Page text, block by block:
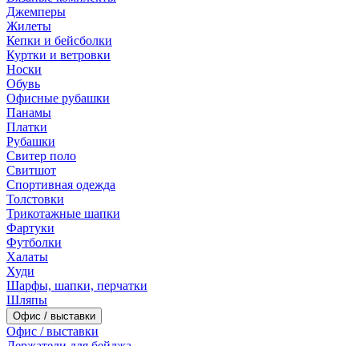
Джемперы
Жилеты
Кепки и бейсболки
Куртки и ветровки
Носки
Обувь
Офисные рубашки
Панамы
Платки
Рубашки
Свитер поло
Свитшот
Спортивная одежда
Толстовки
Трикотажные шапки
Фартуки
Футболки
Халаты
Худи
Шарфы, шапки, перчатки
Шляпы
Офис / выставки
Офис / выставки